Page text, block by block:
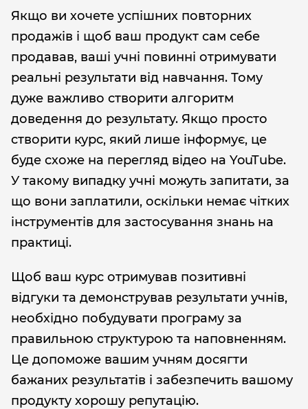
Якщо ви хочете успішних повторних
продажів і щоб ваш продукт сам себе
продавав, ваші учні повинні отримувати
реальні результати від навчання. Тому
дуже важливо створити алгоритм
доведення до результату. Якщо просто
створити курс, який лише інформує, це
буде схоже на перегляд відео на YouTube.
У такому випадку учні можуть запитати, за
що вони заплатили, оскільки немає чітких
інструментів для застосування знань на
практиці.
Щоб ваш курс отримував позитивні
відгуки та демонстрував результати учнів,
необхідно побудувати програму за
правильною структурою та наповненням.
Це допоможе вашим учням досягти
бажаних результатів і забезпечить вашому
продукту хорошу репутацію.